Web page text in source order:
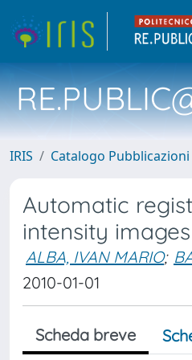
IRIS Catalogo
Automatic
intensity images
ALBA, IVAN MARIO;
2010-01-01
Scheda breve